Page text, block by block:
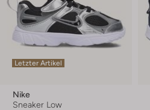
Letzter Artikel
Nike
Sneaker Low